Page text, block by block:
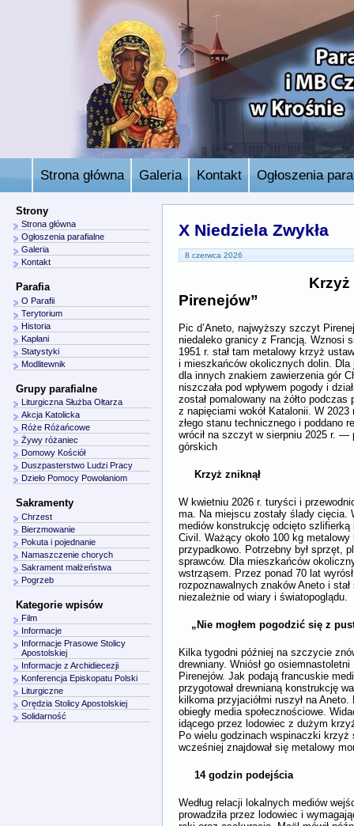
Strona główna Galeria Kontakt Ogłoszenia
X Niedziela Zwykła
8 czerwca 2026
Krzyż
Pirenejów”
Pic d’Aneto, najwyższy szczyt
niedaleko granicy z Francją. Wznosi
1951 r. stał tam metalowy krzyż
i mieszkańców okolicznych dolin. Dla
dla innych znakiem zawierzenia gór
niszczała pod wpływem pogody i
został pomalowany na żółto
z napięciami wokół Katalonii. W
złego stanu technicznego i poddano
wrócił na szczyt w sierpniu 2025 r. —
górskich
Krzyż zniknął
W kwietniu 2026 r. turyści i
ma. Na miejscu zostały ślady cięcia.
mediów konstrukcję odcięto szlifierką
Civil. Ważący około 100 kg
przypadkowo. Potrzebny był sprzęt,
sprawców. Dla mieszkańców
wstrząsem. Przez ponad 70 lat
rozpoznawalnych znaków Aneto i
niezależnie od wiary i światopoglądu.
„Nie mogłem pogodzić się z
Kilka tygodni później na szczycie
drewniany. Wniósł go
Pirenejów. Jak podają francuskie
przygotował drewnianą konstrukcję
kilkoma przyjaciółmi ruszył na
obiegły media społecznościowe.
idącego przez lodowiec z dużym
Po wielu godzinach wspinaczki
wcześniej znajdował się metalowy
14 godzin podejścia
Według relacji lokalnych mediów
prowadziła przez lodowiec i
Strony
Strona główna
Ogłoszenia parafialne
Galeria
Kontakt
Parafia
O Parafii
Terytorium
Historia
Kapłani
Statystyki
Modlitewnik
Grupy parafialne
Liturgiczna Służba Ołtarza
Akcja Katolicka
Róże Różańcowe
Żywy różaniec
Domowy Kościół
Duszpasterstwo Ludzi Pracy
Dzieło Pomocy Powołaniom
Sakramenty
Chrzest
Bierzmowanie
Pokuta i pojednanie
Namaszczenie chorych
Sakrament małżeństwa
Pogrzeb
Kategorie wpisów
Film
Informacje
Informacje Prasowe Stolicy
Apostolskiej
Informacje z Archidiecezji
Konferencja Episkopatu Polski
Liturgiczne
Orędzia Stolicy Apostolskiej
Solidarność